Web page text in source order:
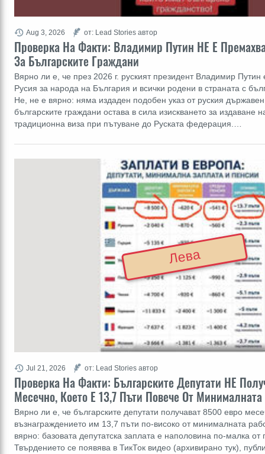
Проверка На Факти: Владимир Путин НЕ Е
За Българските Граждани
Вярно ли е, че през 2026 г. руският президент Владимир Путин
Русия за народа на България и всички родени в страната с
Не, не е вярно: няма издаден подобен указ от руския държавен
българските граждани остава в сила изискването за издаване
традиционна виза при пътуване до Руската федерация.…
Aug 3, 2026 от: Lead Stories автор
Проверка На Факти: Българските Депутати НЕ
Месечно, Което Е 13,7 Пъти Повече От
Вярно ли е, че българските депутати получават 8500 евро
възнаграждението им 13,7 пъти по-високо от минималната
вярно: базовата депутатска заплата е наполовина по-малка от
Твърдението се появява в ТикТок видео (архивирано тук),
Jul 21, 2026 от: Lead Stories автор
Лева